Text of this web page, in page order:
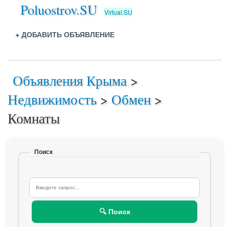
Poluostrov.SU Virtual.SU
+ ДОБАВИТЬ ОБЪЯВЛЕНИЕ
Объявления Крыма >
Недвижимость> Обмен >
Комнаты
Поиск
🔍 Поиск